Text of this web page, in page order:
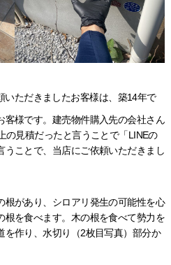
いただきましたお客様は、築14年で
客様です。建売物件購入先の会社さん
の見積だったと言うことで「LINEの
うことで、当店にご依頼いただきまし
根があり、シロアリ発生の可能性を心
根を食べます。木の根を食べて勢力を
を作り、水切り（2枚目写真）部分か